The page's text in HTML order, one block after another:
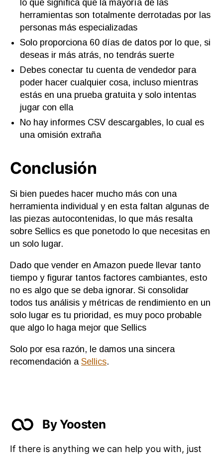
lo que significa que la mayoría de las
herramientas son totalmente derrotadas por las
personas más especializadas
Solo proporciona 60 días de datos por lo que, si
deseas ir más atrás, no tendrás suerte
Debes conectar tu cuenta de vendedor para
poder hacer cualquier cosa, incluso mientras
estás en una prueba gratuita y solo intentas
jugar con ella
No hay informes CSV descargables, lo cual es
una omisión extraña
Conclusión
Si bien puedes hacer mucho más con una
herramienta individual y en esta faltan algunas de
las piezas autocontenidas, lo que más resalta
sobre Sellics es que ponetodo lo que necesitas en
un solo lugar.
Dado que vender en Amazon puede llevar tanto
tiempo y figurar tantos factores cambiantes, esto
no es algo que se deba ignorar. Si consolidar
todos tus análisis y métricas de rendimiento en un
solo lugar es tu prioridad, es muy poco probable
que algo lo haga mejor que Sellics
Solo por esa razón, le damos una sincera
recomendación a Sellics.
By Yoosten
If there is anything we can help you with, just